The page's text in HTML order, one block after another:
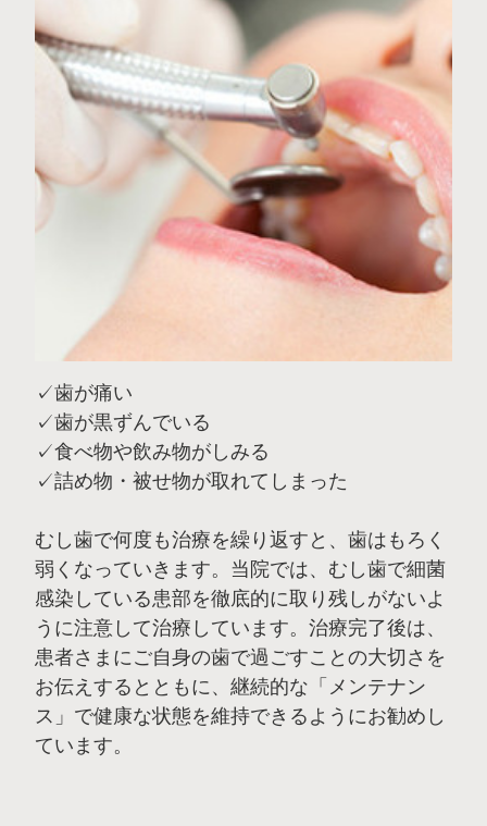
✓歯が痛い
✓歯が黒ずんでいる
✓食べ物や飲み物がしみる
✓詰め物・被せ物が取れてしまった
むし歯で何度も治療を繰り返すと、歯はもろく
弱くなっていきます。当院では、むし歯で細菌
感染している患部を徹底的に取り残しがないよ
うに注意して治療しています。治療完了後は、
患者さまにご自身の歯で過ごすことの大切さを
お伝えするとともに、継続的な「メンテナン
ス」で健康な状態を維持できるようにお勧めし
ています。